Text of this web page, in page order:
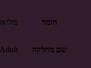
חומר
שם מחלקה Adult